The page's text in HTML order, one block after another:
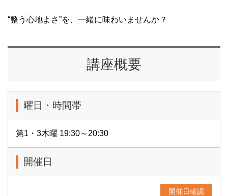
“整う心地よさ”を、一緒に味わいませんか？
講座概要
曜日・時間帯
第1・3木曜 19:30～20:30
開催日
開催日確認